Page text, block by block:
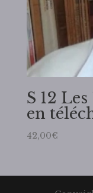
S 12
en
42,00€